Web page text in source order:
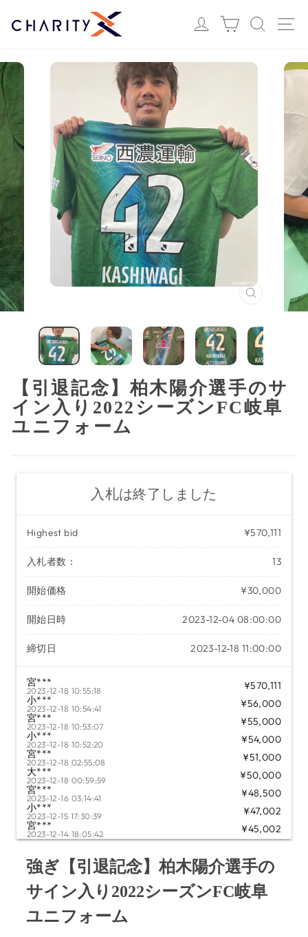
キ
す
る
Login カート 検索
閉
（ESC）
【引退記念】柏木陽介選手のサ
イン入り2022シーズンFC岐阜
ユニフォーム
入札は終了しました
Highest bid ¥570,111
入札者数： 13
開始価格 ¥30,000
開始日時 2023-12-04 08:00:00
締切日 2023-12-18 11:00:00
宮***
2023-12-18 10:55:18
¥570,111
小***
2023-12-18 10:54:41
¥56,000
宮***
2023-12-18 10:53:07
¥55,000
小***
2023-12-18 10:52:20
¥54,000
宮***
2023-12-18 02:55:08
¥51,000
大***
2023-12-18 00:59:59
¥50,000
宮***
2023-12-16 03:14:41
¥48,500
小***
2023-12-15 17:30:39
¥47,002
宮***
2023-12-14 18:05:42
¥45,002
小***
強ぎ【引退記念】柏木陽介選手の
サイン入り2022シーズンFC岐阜
ユニフォーム